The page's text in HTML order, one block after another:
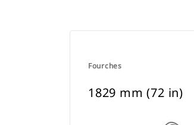
Fourches
1829 mm (72 in)